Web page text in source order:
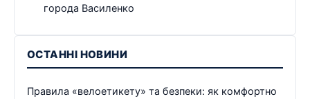
города Василенко
ОСТАННІ НОВИНИ
Правила «велоетикету» та безпеки: як комфортно